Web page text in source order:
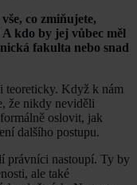
co zmiňujete,
kdo by jej vůbec měl
fakulta nebo snad
teoreticky. Když k nám
že nikdy neviděli
oslovit, jak
dalšího postupu.
právníci nastoupí. Ty by
ale také